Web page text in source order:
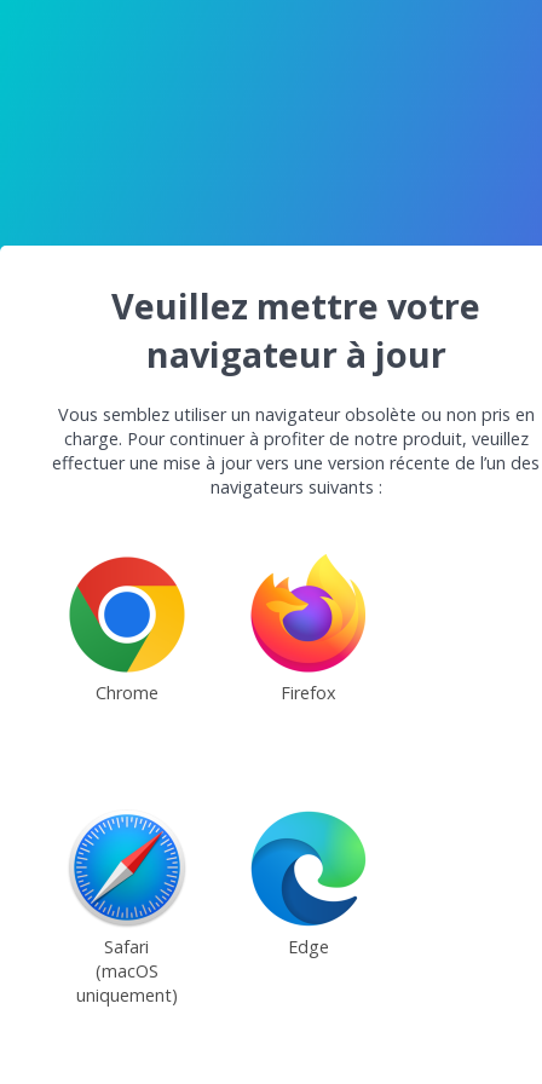
Veuillez mettre votre
navigateur à jour
Vous semblez utiliser un navigateur obsolète ou non pris en
charge. Pour continuer à profiter de notre produit, veuillez
effectuer une mise à jour vers une version récente de l’un des
navigateurs suivants :
Chrome Firefox
Safari
(macOS
uniquement)
Edge